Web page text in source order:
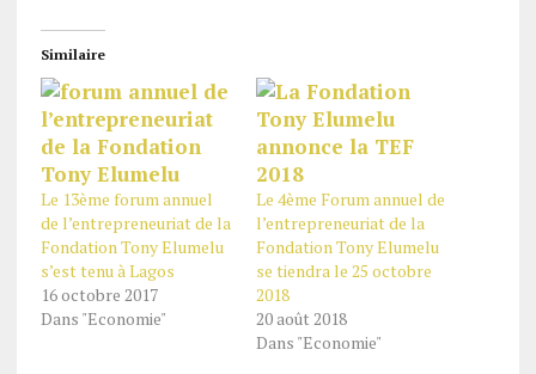
Similaire
Le 13ème forum annuel
de l’entrepreneuriat de la
Fondation Tony Elumelu
s’est tenu à Lagos
16 octobre 2017
Dans "Economie"
Le 4ème Forum annuel de
l’entrepreneuriat de la
Fondation Tony Elumelu
se tiendra le 25 octobre
2018
20 août 2018
Dans "Economie"